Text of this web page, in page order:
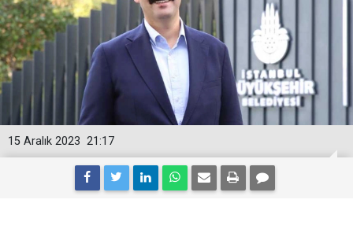
21:17
15 Aralık 2023